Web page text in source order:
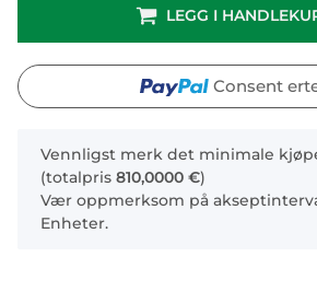
LEGG I
Consent
x
Vennligst merk det minimale
(totalpris 810,0000 €)
Vær oppmerksom på
Enheter.